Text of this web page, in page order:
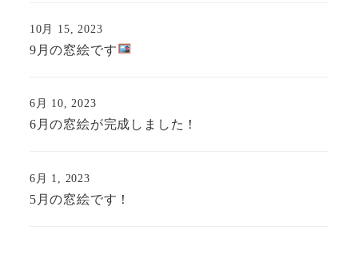
9月の窓絵です
10月 15, 2023
6月の窓絵が完成しました！
6月 10, 2023
5月の窓絵です！
6月 1, 2023